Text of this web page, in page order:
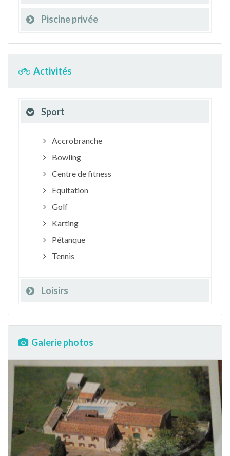
Piscine privée
Activités
Sport
Accrobranche
Bowling
Centre de fitness
Equitation
Golf
Karting
Pétanque
Tennis
Loisirs
Galerie photos